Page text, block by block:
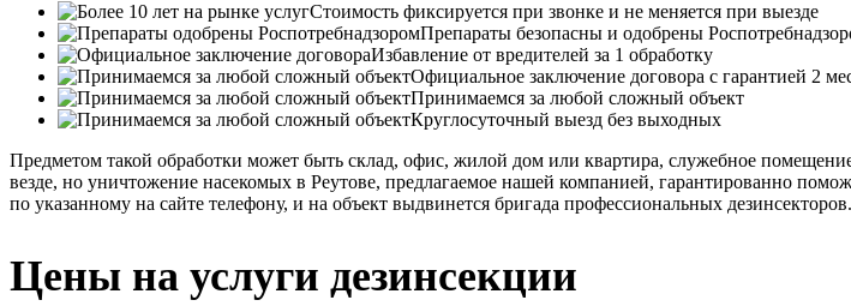
Стоимость фиксируется при звонке и не меняется при выезде
Препараты безопасны и одобрены
Избавление от вредителей за 1 обработку
Официальное заключение договора с гарантией 2
Принимаемся за любой сложный объект
Круглосуточный выезд без выходных
Предметом такой обработки может быть склад, офис, жилой дом или квартира, служебное
везде, но уничтожение насекомых в Реутове, предлагаемое нашей компанией, гарантированно
по указанному на сайте телефону, и на объект выдвинется бригада профессиональных дезинсекторов.
Цены на услуги дезинсекции